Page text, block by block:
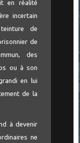
en réalité
incertain
de
de
des
ou à son
en lui
de la
à devenir
ne